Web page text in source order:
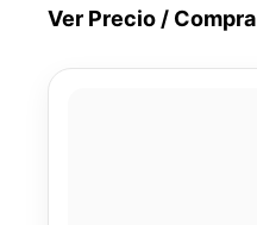
Ver Precio /